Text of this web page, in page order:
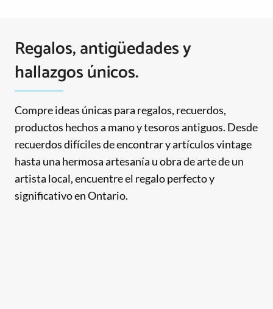
Regalos, antigüedades y
hallazgos únicos.
Compre ideas únicas para regalos, recuerdos,
productos hechos a mano y tesoros antiguos. Desde
recuerdos difíciles de encontrar y artículos vintage
hasta una hermosa artesanía u obra de arte de un
artista local, encuentre el regalo perfecto y
significativo en Ontario.